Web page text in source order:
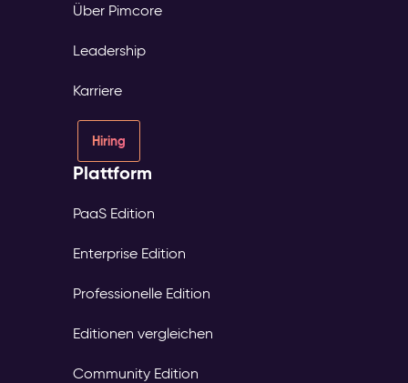
Über Pimcore
Leadership
Karriere
Hiring
Plattform
PaaS Edition
Enterprise Edition
Professionelle Edition
Editionen vergleichen
Community Edition